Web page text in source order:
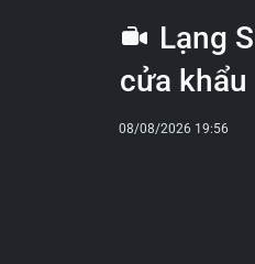
Lạng
cửa khẩu
08/08/2026 19:56